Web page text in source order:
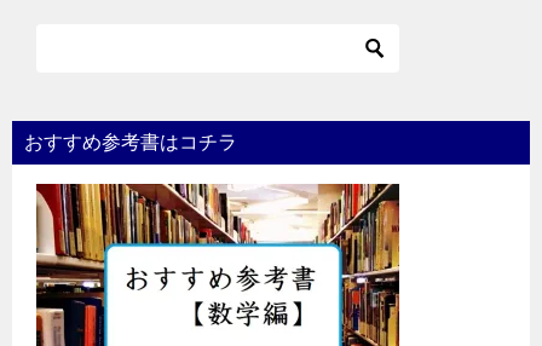
おすすめ参考書はコチラ